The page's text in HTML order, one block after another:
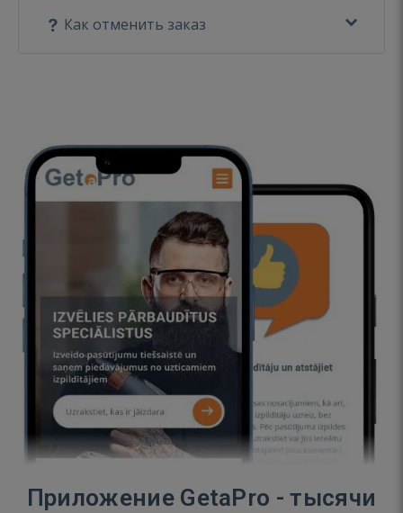
Как отменить заказ
Приложение GetaPro - тысячи